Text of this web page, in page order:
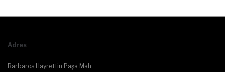
Adres
Barbaros Hayrettin Paşa Mah.